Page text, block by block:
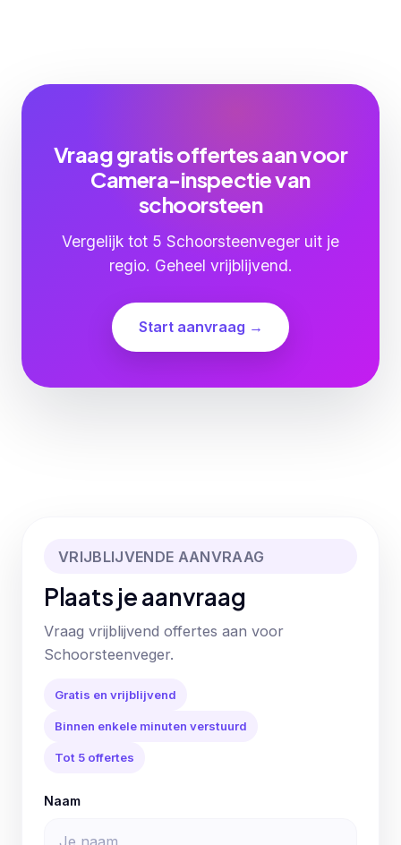
Vraag gratis offertes aan voor
Camera-inspectie van
schoorsteen
Vergelijk tot 5 Schoorsteenveger uit je
regio. Geheel vrijblijvend.
Start aanvraag →
VRIJBLIJVENDE AANVRAAG
Plaats je aanvraag
Vraag vrijblijvend offertes aan voor
Schoorsteenveger.
Gratis en vrijblijvend
Binnen enkele minuten verstuurd
Tot 5 offertes
Naam